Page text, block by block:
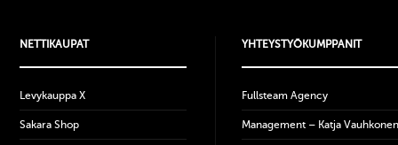
NETTIKAUPAT
Levykauppa X
Sakara Shop
YHTEYSTYÖKUMPPANIT
Fullsteam Agency
Management – Katja Vauhkonen